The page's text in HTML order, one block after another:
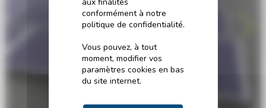
conformément à notre
politique de confidentialité.
Vous pouvez, à tout
moment, modifier vos
paramètres cookies en bas
du site internet.